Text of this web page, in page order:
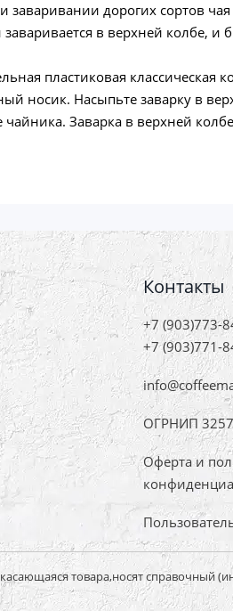
заваривании дорогих сортов
в верхней колбе, и
пластиковая классическая
носик. Насыпьте заварку в
Заварка в верхней колбе
Контакты
+7 (903)773-
+7 (903)771-
ОГРНИП
Оферта и
товара,носят справочный